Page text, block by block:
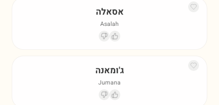
אסאלה
Asalah
ג'ומאנה
Jumana